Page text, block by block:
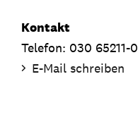
Kontakt
Telefon: 030 65211-0
E-Mail schreiben